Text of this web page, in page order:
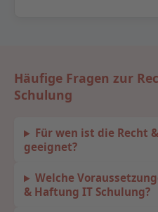
Häufige Fragen zur
Schulung
Für wen ist die Recht
geeignet?
Welche
& Haftung IT Schulung?